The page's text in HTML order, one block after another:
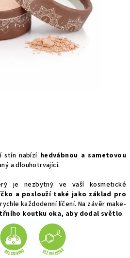
stín nabízí hedvábnou a sametovou
a dlouhotrvající.
je nezbytný ve vaší kosmetické
a poslouží také jako základ pro
každodenní líčení. Na závěr make-
koutku oka, aby dodal světlo.